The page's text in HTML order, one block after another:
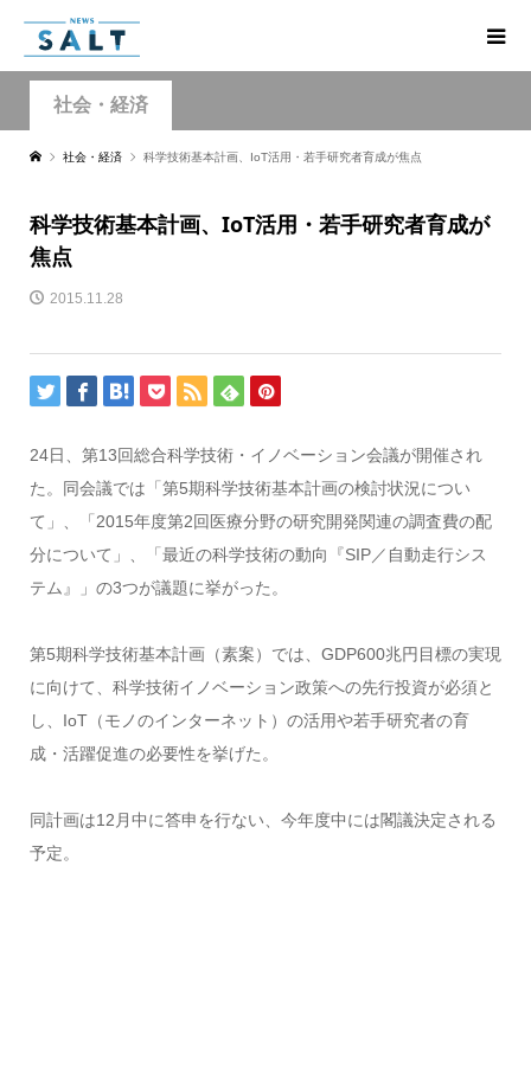
社会・経済
社会・経済 科学技術基本計画、IoT活用・若手研究者育成が焦点
科学技術基本計画、IoT活用・若手研究者育成が
焦点
2015.11.28
24日、第13回総合科学技術・イノベーション会議が開催され
た。同会議では「第5期科学技術基本計画の検討状況につい
て」、「2015年度第2回医療分野の研究開発関連の調査費の配
分について」、「最近の科学技術の動向『SIP／自動走行シス
テム』」の3つが議題に挙がった。
第5期科学技術基本計画（素案）では、GDP600兆円目標の実現
に向けて、科学技術イノベーション政策への先行投資が必須と
し、IoT（モノのインターネット）の活用や若手研究者の育
成・活躍促進の必要性を挙げた。
同計画は12月中に答申を行ない、今年度中には閣議決定される
予定。